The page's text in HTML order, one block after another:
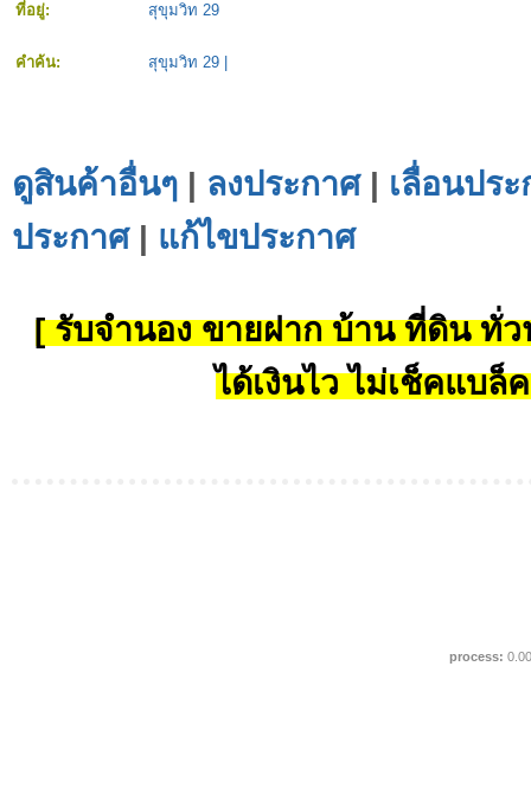
ที่อยู่:
สุขุมวิท 29
คำค้น: สุขุมวิท 29
ดูสินค้าอื่นๆ | ลงประกาศ| เลื่อนปร
ประกาศ| แก้ไขประกาศ
[ รับจำนอง ขายฝาก บ้าน ที่ดิน ทั่ว
ได้เงินไว ไม่เช็คแบล็
process: